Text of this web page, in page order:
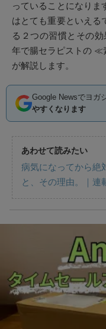
っていることになりま
はとても重要といえる
る２つの習慣とその
年で腸セラピストの ≪
が解説します。
Google Newsでヨガ
やすくなります
あわせて読みたい
病気になってから絶
と、その理由。｜連